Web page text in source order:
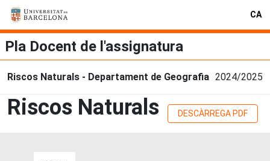
CA
Pla Docent de l'assignatura
Riscos Naturals - Departament de Geografia 2024/2025
Riscos Naturals DESCÀRREGA PDF